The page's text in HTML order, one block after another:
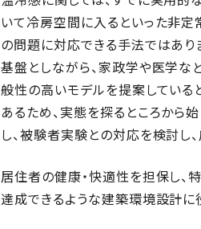
いて冷房空間に入るといった非
の問題に対応できる手法ではあ
基盤としながら、家政学や医学な
般性の高いモデルを提案している
あるため、実態を探るところから
し、被験者実験との対応を検討し
居住者の健康・快適性を担保し、
達成できるような建築環境設計に